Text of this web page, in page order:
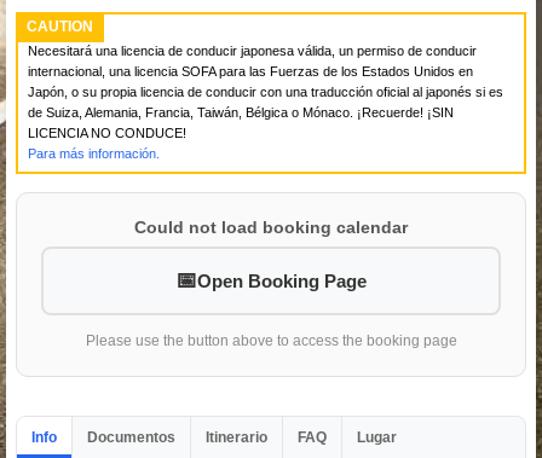
CAUTION
Necesitará una licencia de conducir japonesa válida, un permiso de conducir
internacional, una licencia SOFA para las Fuerzas de los Estados Unidos en
Japón, o su propia licencia de conducir con una traducción oficial al japonés si es
de Suiza, Alemania, Francia, Taiwán, Bélgica o Mónaco. ¡Recuerde! ¡SIN
LICENCIA NO CONDUCE!
Para más información.
Could not load booking calendar
Open Booking Page
Please use the button above to access the booking page
Info Documentos Itinerario FAQ Lugar